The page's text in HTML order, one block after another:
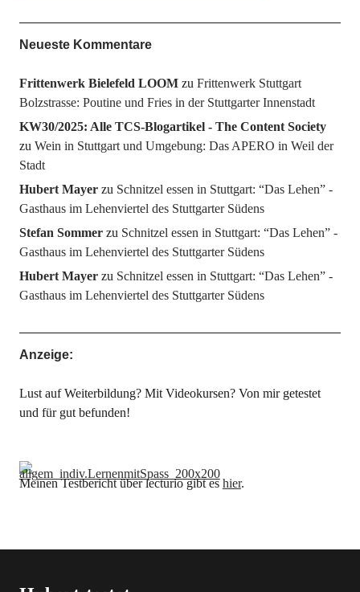
Neueste Kommentare
Frittenwerk Bielefeld LOOMzu Frittenwerk Stuttgart
Bolzstrasse: Poutine und Fries in der Stuttgarter Innenstadt
KW30/2025: Alle TCS-Blogartikel - The Content Society
zu Wein in Stuttgart und Umgebung: Das APERO in Weil der
Stadt
Hubert Mayerzu Schnitzel essen in Stuttgart: “Das Lehen” -
Gasthaus im Lehenviertel des Stuttgarter Südens
Stefan Sommerzu Schnitzel essen in Stuttgart: “Das Lehen” -
Gasthaus im Lehenviertel des Stuttgarter Südens
Hubert Mayerzu Schnitzel essen in Stuttgart: “Das Lehen” -
Gasthaus im Lehenviertel des Stuttgarter Südens
Anzeige:
Lust auf Weiterbildung? Mit Videokursen? Von mir getestet
und für gut befunden!
Meinen Testbericht über lecturio gibt eshier.